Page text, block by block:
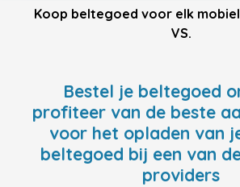
Koop beltegoed voor elk
VS.
Bestel je beltegoed
profiteer van de beste
voor het opladen van
beltegoed bij een van
providers